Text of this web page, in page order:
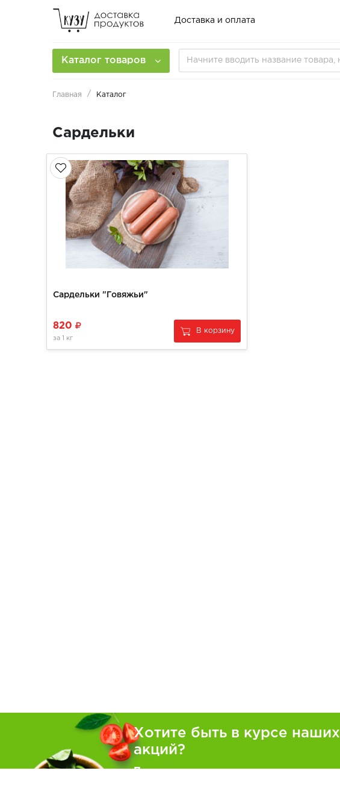
Доставка и оплата
Каталог товаров
Главная Каталог
Сардельки
Сардельки "Говяжьи"
820
за 1 кг
В корзину
Хотите быть в курсе наших
акций?
Подпишитесь на рассылку